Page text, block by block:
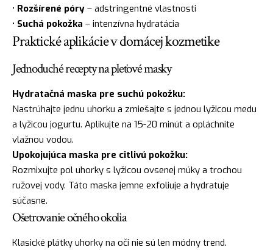
• Rozšírené póry – adstringentné vlastnosti
• Suchá pokožka – intenzívna hydratácia
Praktické aplikácie v domácej kozmetike
Jednoduché recepty na pleťové masky
Hydratačná maska pre suchú pokožku:
Nastrúhajte jednu uhorku a zmiešajte s jednou lyžicou medu
a lyžicou jogurtu. Aplikujte na 15-20 minút a opláchnite
vlažnou vodou.
Upokojujúca maska pre citlivú pokožku:
Rozmixujte pol uhorky s lyžicou ovsenej múky a trochou
ružovej vody. Táto maska jemne exfoliuje a hydratuje
súčasne.
Ošetrovanie očného okolia
Klasické plátky uhorky na oči nie sú len módny trend.